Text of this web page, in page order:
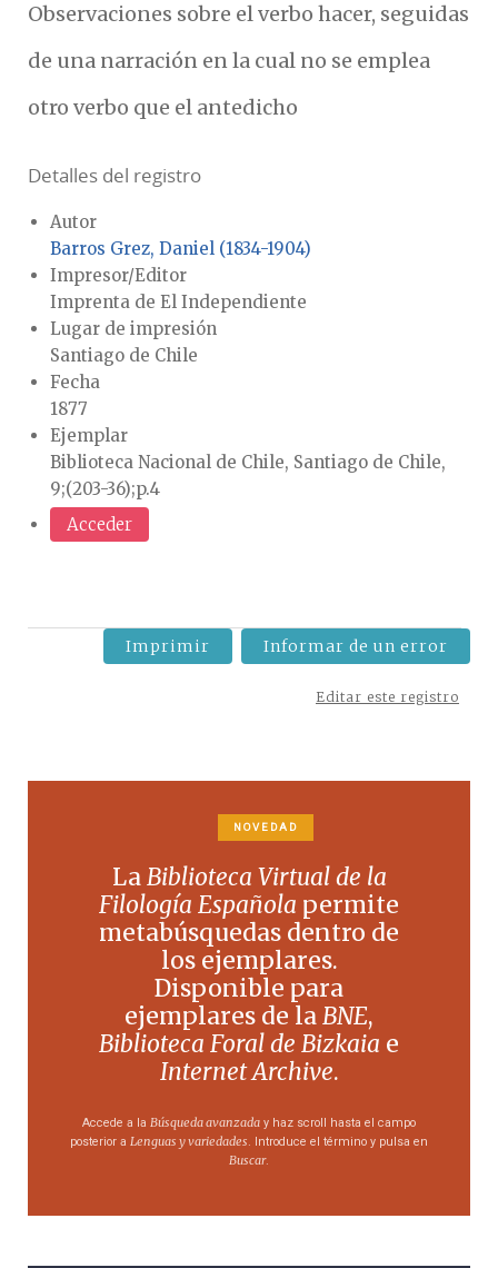
Observaciones sobre el verbo hacer, seguidas
de una narración en la cual no se emplea
otro verbo que el antedicho
Detalles del registro
Autor
Barros Grez, Daniel (1834-1904)
Impresor/Editor
Imprenta de El Independiente
Lugar de impresión
Santiago de Chile
Fecha
1877
Ejemplar
Biblioteca Nacional de Chile, Santiago de Chile,
9;(203-36);p.4
Acceder
Imprimir Informar de un error
Editar este registro
NOVEDAD
LaBiblioteca Virtual de la
Filología Española permite
metabúsquedas dentro de
los ejemplares.
Disponible para
ejemplares de laBNE,
Biblioteca Foral de Bizkaia e
Internet Archive.
Accede a la Búsqueda avanzada y haz scroll hasta el campo
posterior a Lenguas y variedades . Introduce el término y pulsa en
Buscar.